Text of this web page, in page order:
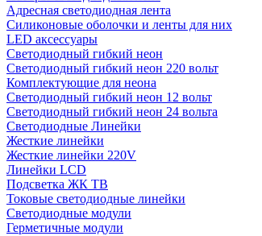
Адресная светодиодная лента
Силиконовые оболочки и ленты для них
LED аксессуары
Светодиодный гибкий неон
Светодиодный гибкий неон 220 вольт
Комплектующие для неона
Светодиодный гибкий неон 12 вольт
Светодиодный гибкий неон 24 вольта
Светодиодные Линейки
Жесткие линейки
Жесткие линейки 220V
Линейки LCD
Подсветка ЖК ТВ
Токовые светодиодные линейки
Светодиодные модули
Герметичные модули